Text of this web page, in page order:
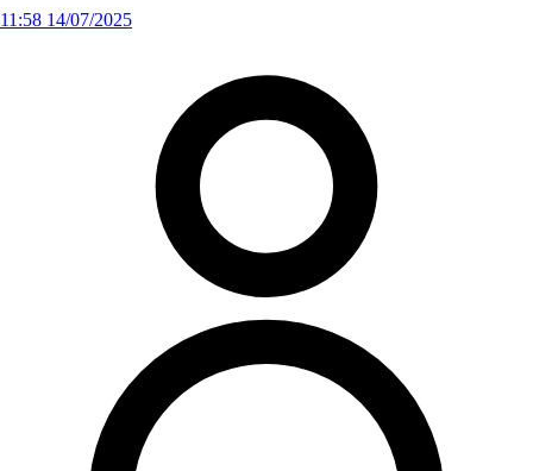
11:58 14/07/2025